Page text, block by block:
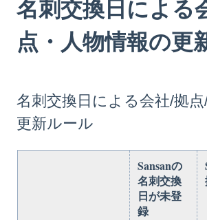
名刺交換日による
点・人物情報の更
名刺交換日による会社/拠
更新ルール
Sansanの
名刺交換
日が未登
録